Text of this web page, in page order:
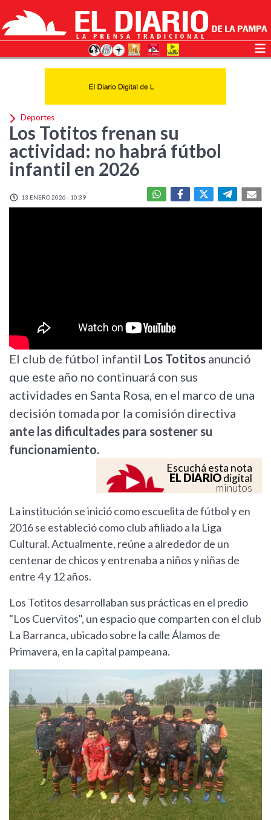
Deportes
Los Totitos frenan su
actividad: no habrá fútbol
infantil en 2026
13 ENERO 2026 - 10:39
El club de fútbol infantil Los Totitos anunció
que este año no continuará con sus
actividades en Santa Rosa, en el marco de una
decisión tomada por la comisión directiva
ante las dificultades para sostener su
funcionamiento.
Escuchá esta nota
EL DIARIOdigital
minutos
La institución se inició como escuelita de fútbol y en
2016 se estableció como club afiliado a la Liga
Cultural. Actualmente, reúne a alrededor de un
centenar de chicos y entrenaba a niños y niñas de
entre 4 y 12 años.
Los Totitos desarrollaban sus prácticas en el predio
"Los Cuervitos", un espacio que comparten con el club
La Barranca, ubicado sobre la calle Álamos de
Primavera, en la capital pampeana.